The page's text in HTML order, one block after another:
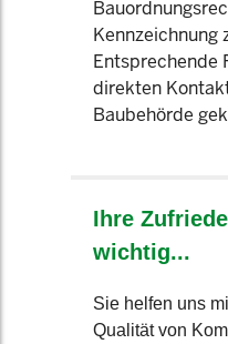
Kennzeichnung
Entsprechende
direkten
Baubehörde